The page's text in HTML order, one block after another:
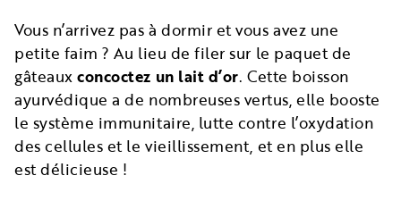
Vous n’arrivez pas à dormir et vous avez une
petite faim ? Au lieu de filer sur le paquet de
gâteauxconcoctez un lait d’or. Cette boisson
ayurvédique a de nombreuses vertus, elle booste
le système immunitaire, lutte contre l’oxydation
des cellules et le vieillissement, et en plus elle
est délicieuse !